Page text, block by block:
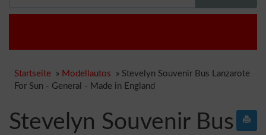
Startseite » Modellautos » Stevelyn Souvenir Bus Lanzarote
For Sun - General - Made in England
Stevelyn Souvenir Bus